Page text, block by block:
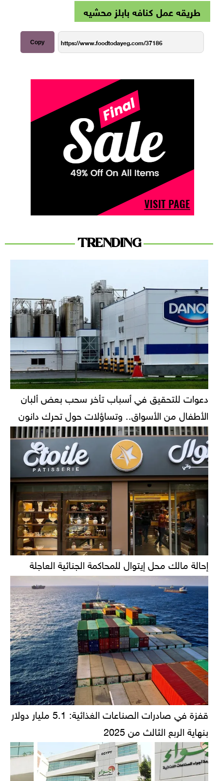
طريقه عمل كنافه بابلز محشيه
Copy
TRENDING
دعوات للتحقيق في أسباب تأخر سحب بعض ألبان
الأطفال من الأسواق.. وتساؤلات حول تحرك دانون
إحالة مالك محل إيتوال للمحاكمة الجنائية العاجلة
قفزة في صادرات الصناعات الغذائية: 5.1 مليار دولار
بنهاية الربع الثالث من 2025